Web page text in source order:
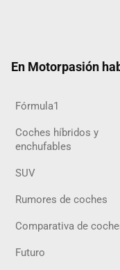
En Motorpasión
Fórmula1
Coches híbridos y
enchufables
SUV
Rumores de coches
Comparativa de
Futuro